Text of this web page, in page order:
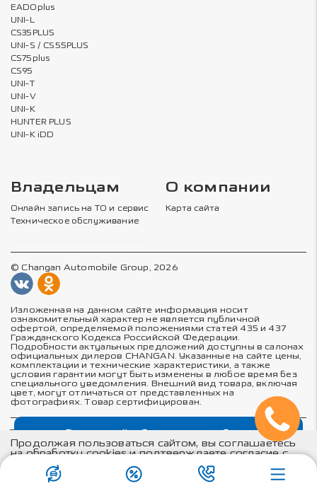
EADOplus
UNI-L
CS35PLUS
UNI-S / CS55PLUS
CS75plus
CS95
UNI-T
UNI-V
UNI-K
HUNTER PLUS
UNI-K iDD
Владельцам
Онлайн запись на ТО и сервис
Техническое обслуживание
О компании
Карта сайта
© Changan Automobile Group, 2026
Изложенная на данном сайте информация носит
ознакомительный характер не является публичной
офертой, определяемой положениями статей 435 и 437
Гражданского Кодекса Российской Федерации.
Подробности актуальных предложений доступны в салонах
официальных дилеров CHANGAN. Указанные на сайте цены,
комплектации и технические характеристики, а также
условия гарантии могут быть изменены в любое время без
специального уведомления. Внешний вид товара, включая
цвет, могут отличаться от представленных на
фотографиях. Товар сертифицирован.
Политика в отношении обработки персональных данных
Политика конфиденциальности
Согласие на обработку персональных данных
Соглашение об использовании cookie-файлов
Продолжая пользоваться сайтом, вы соглашаетесь
на обработку cookies и подтверждаете согласие с
положениями
политики
Выгодный обмен автомобиля